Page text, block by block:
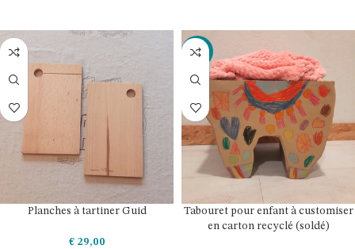
Planches à tartiner Guid
€29,00
-49%
Tabouret pour enfant à customiser
en carton recyclé (soldé)